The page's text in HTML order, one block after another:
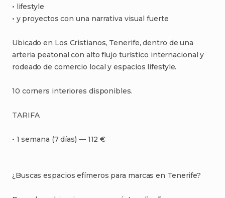
•⁠ ⁠lifestyle
•⁠ ⁠y proyectos con una narrativa visual fuerte
Ubicado en Los Cristianos​,​ Tenerife​,​ dentro de una
arteria peatonal con alto flujo turístico internacional y
rodeado de comercio local y espacios lifestyle.
10 corners interiores disponibles.
TARIFA
•⁠ ⁠1 semana (7 días) — 112 €
¿Buscas espacios efímeros para marcas en Tenerife?